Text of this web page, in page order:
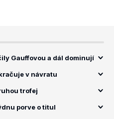
Gauffovou a dál dominují
v návratu
trofej
porve o titul